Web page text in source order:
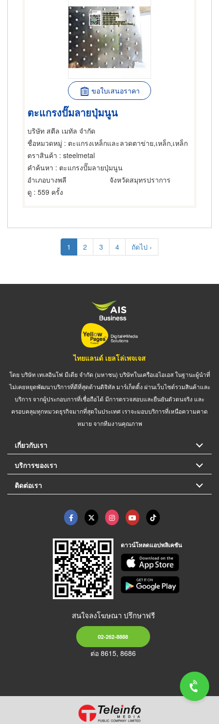
ขอใบเสนอราคา
ตะแกรงปั๊มลายปุ่มนูน
บริษัท สตีล เมทัล จำกัด
ชื่อหมวดหมู่ : ตะแกรงเหล็กและลวดตาข่าย,เหล็ก,เหล็ก
ตราสินค้า : steelmetal
คำค้นหา : ตะแกรงปั๊มลายปุ่มนูน
อำเภอบางพลี
จังหวัดสมุทรปราการ
ดู : 559 ครั้ง
Current
page
1 Page
2 Page
3 Page
4
Next
page
ถัดไป ›
ไทยแลนด์ เยลโล่เพจเจส
โดย บริษัท เทเลอินโฟ มีเดีย จำกัด (มหาชน) บริษัทในเครือเอไอเอส ในฐานะผู้นำที่
ไม่เคยหยุดพัฒนาบริการที่ดีที่สุดด้านดิจิทัล มาร์เก็ตติ้ง ผ่านเว็บไซต์รวมสินค้าและ
บริการ จากผู้ประกอบการที่เชื่อถือได้ มีการตรวจสอบและยืนยันตัวตนจริง และ
ครอบคลุมทุกหมวดธุรกิจมากที่สุดในประเทศ เราจะมอบบริการที่เหนือความคาด
หมาย จากทีมงานคุณภาพ
เกี่ยวกับเรา
บริการของเรา
ติดต่อเรา
ดาวน์โหลดแอปพลิเคชัน
สนใจลงโฆษณา ปรึกษาฟรี
02-262-8888
ต่อ 8615, 8686